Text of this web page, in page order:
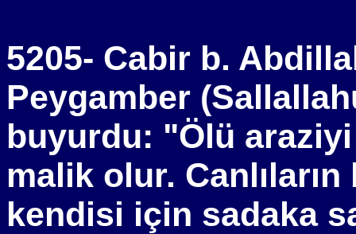
5205- Cabir b.
Peygamber
buyurdu: "Ölü
malik olur.
kendisi için sadaka